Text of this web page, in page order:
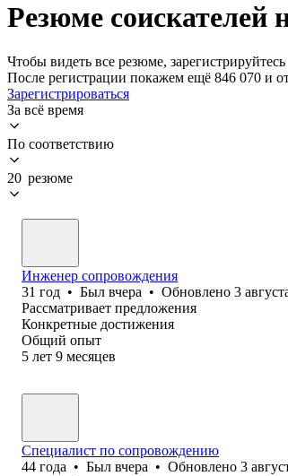
Резюме соискателей
Чтобы видеть все резюме, зарегистрируйтесь
После регистрации покажем ещё 846 070 и
Зарегистрироваться
За всё время
По соответствию
20 резюме
Инженер сопровождения
31 год • Был вчера • Обновлено 3
Рассматривает предложения
Конкретные достижения
Общий опыт
5 лет 9 месяцев
Специалист по сопровождению
44 года • Был вчера • Обновлено 3